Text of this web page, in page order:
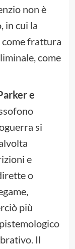
non è
in cui la
come frattura
come
e
si
e
o
più
Il